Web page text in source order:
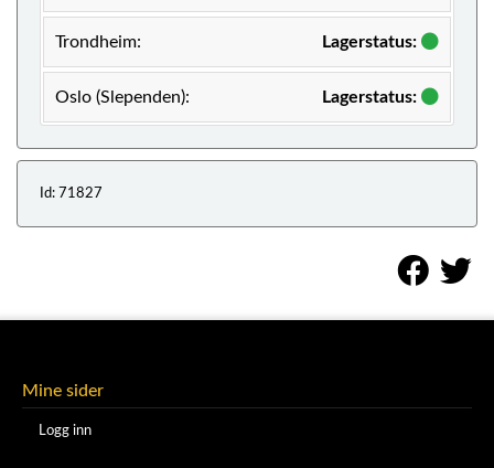
Trondheim: Lagerstatus:
Oslo (Slependen): Lagerstatus:
Id: 71827
Mine sider
Logg inn